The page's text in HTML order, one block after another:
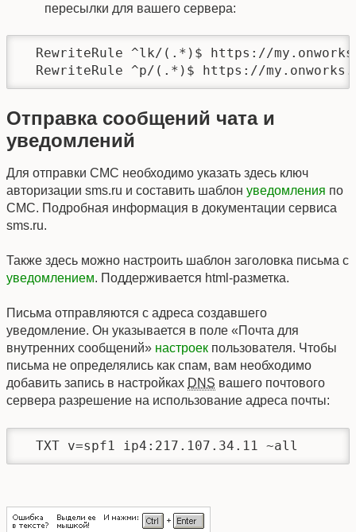
пересылки для вашего сервера:
RewriteRule ^lk/(.*)$ https://
RewriteRule ^p/(.*)$ https://
Отправка сообщений чата и
уведомлений
Для отправки СМС необходимо указать здесь ключ
авторизации sms.ru и составить шаблон уведомления по
СМС. Подробная информация в документации сервиса
sms.ru.
Также здесь можно настроить шаблон заголовка письма с
уведомлением. Поддерживается html-разметка.
Письма отправляются с адреса создавшего
уведомление. Он указывается в поле «Почта для
внутренних сообщений» настроек пользователя. Чтобы
письма не определялись как спам, вам необходимо
добавить запись в настройках DNS вашего почтового
сервера разрешение на использование адреса почты:
  TXT v=spf1 ip4:217.107.34.11 ~all